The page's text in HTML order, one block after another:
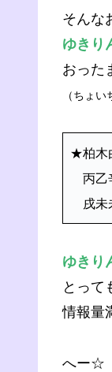
そんな
ゆきり
おった
（ちょ
★柏木
丙乙
戌未
ゆきり
とって
情報量
へー☆